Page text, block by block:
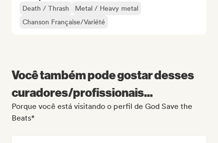
Death / Thrash
Metal / Heavy metal
Chanson Française/Variété
Você também pode gostar desses
curadores/profissionais...
Porque você está visitando o perfil de God Save the
Beats*